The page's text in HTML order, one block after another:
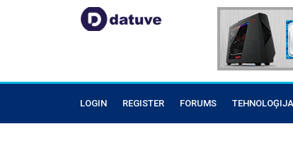
LOGIN REGISTER FORUMS